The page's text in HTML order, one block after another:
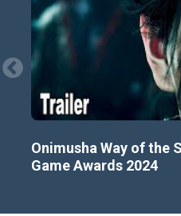
Onimusha Way of the
Game Awards 2024